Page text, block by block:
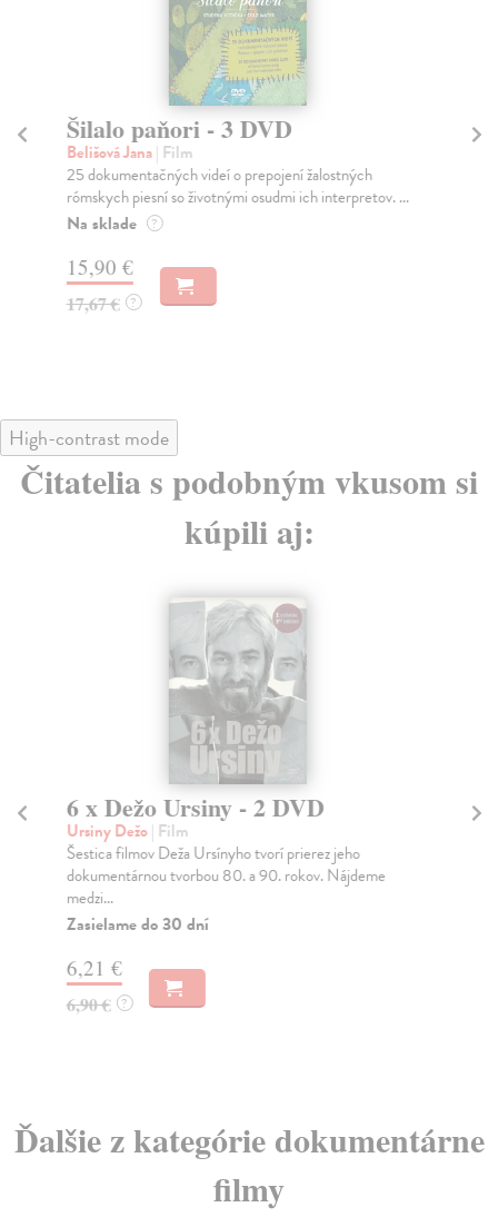
Šilalo paňori - 3 DVD
Belišová Jana| Film
25 dokumentačných videí o prepojení žalostných
rómskych piesní so životnými osudmi ich interpretov. ...
Na sklade ?
15,90 €
17,67 € ?
High-contrast mode
Čitatelia s podobným vkusom si
kúpili aj:
6 x Dežo Ursiny - 2 DVD
Ursiny Dežo| Film
Šestica filmov Deža Ursínyho tvorí prierez jeho
dokumentárnou tvorbou 80. a 90. rokov. Nájdeme
medzi...
Zasielame do 30 dní
6,21 €
6,90 € ?
Ďalšie z kategórie dokumentárne
filmy